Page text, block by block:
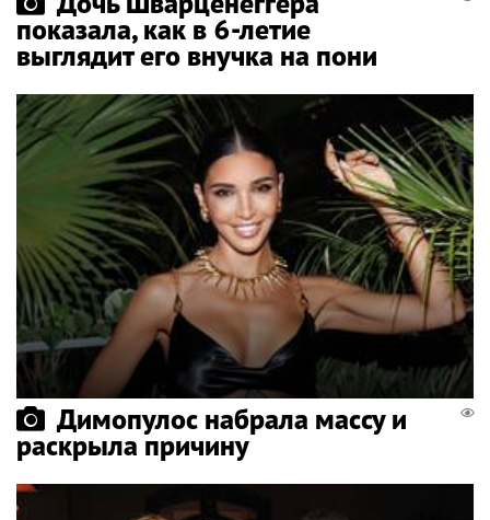
показала, как в 6-летие
выглядит его внучка на пони
Димопулос набрала массу и
раскрыла причину